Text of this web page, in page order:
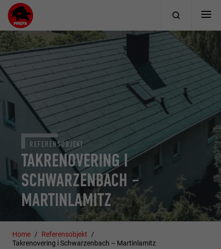
TAKRENOVERING I
SCHWARZENBACH –
MARTINLAMITZ
REFERENSOBJEKT
Home
Referensobjekt
Takrenovering i Schwarzenbach – Martinlamitz